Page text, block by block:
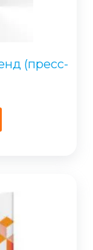
(пресс-